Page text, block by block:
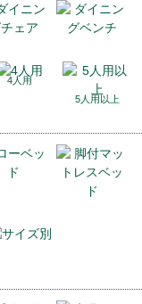
4人用
5人用以上